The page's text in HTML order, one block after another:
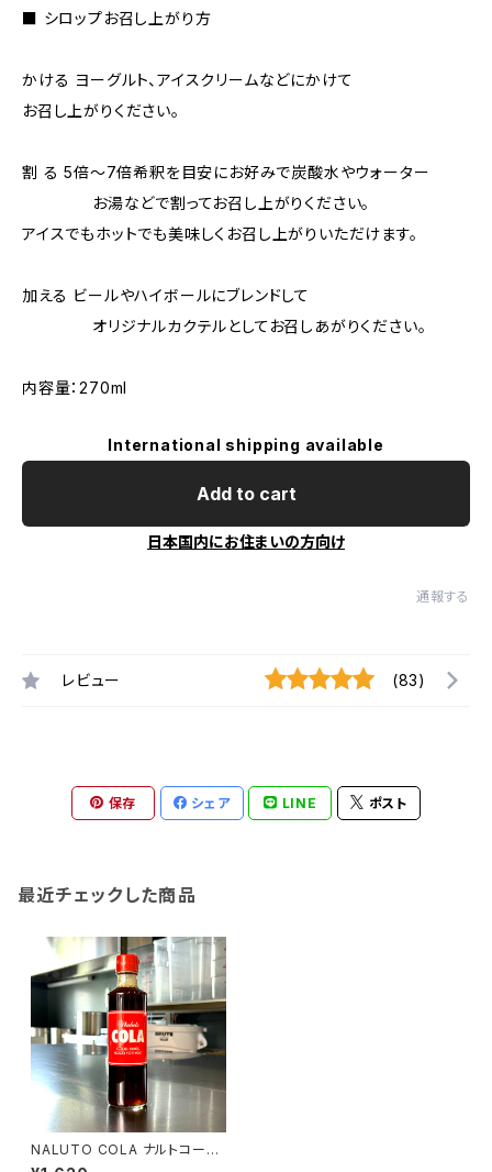
■ シロップお召し上がり方
かける ヨーグルト、アイスクリームなどにかけて
お召し上がりください。
割 る 5倍～7倍希釈を目安にお好みで炭酸水やウォーター
お湯などで割ってお召し上がりください。
アイスでもホットでも美味しくお召し上がりいただけます。
加える ビールやハイボールにブレンドして
オリジナルカクテルとしてお召しあがりください。
内容量：270ml
International shipping available
Add to cart
日本国内にお住まいの方向け
通報する
レビュー (83)
保存 シェア LINE ポスト
最近チェックした商品
NALUTO COLA ナルトコーラ
★【クラフトコーラ】